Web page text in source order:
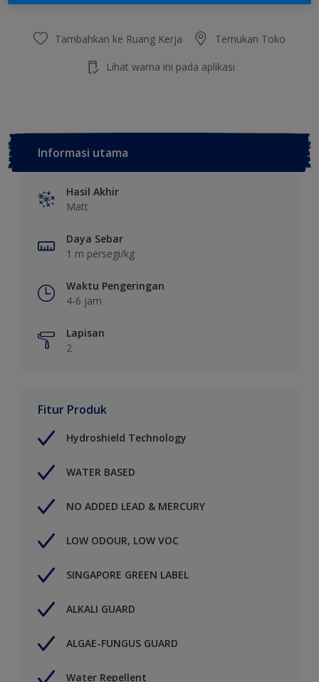
Tambahkan ke Ruang Kerja Temukan Toko
Lihat warna ini pada aplikasi
Informasi utama
Hasil Akhir
Matt
Daya Sebar
1 m persegi/kg
Waktu Pengeringan
4-6 jam
Lapisan
2
Fitur Produk
Hydroshield Technology
WATER BASED
NO ADDED LEAD & MERCURY
LOW ODOUR, LOW VOC
SINGAPORE GREEN LABEL
ALKALI GUARD
ALGAE-FUNGUS GUARD
Water Repellent